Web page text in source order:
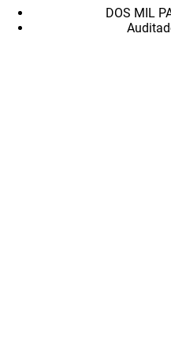
DOS MIL